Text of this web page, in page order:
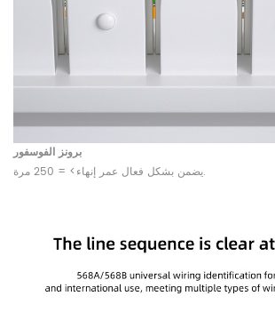
برونز الفوسفور
يضمن بشكل فعال عمر إنهاء> = 250 مرة.